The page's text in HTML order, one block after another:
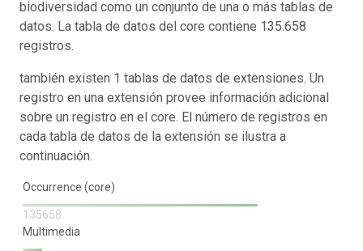
biodiversidad como un conjunto de una o más tablas de
datos. La tabla de datos del core contiene 135.658
registros.
también existen 1 tablas de datos de extensiones. Un
registro en una extensión provee información adicional
sobre un registro en el core. El número de registros en
cada tabla de datos de la extensión se ilustra a
continuación.
Occurrence (core)
135658
Multimedia